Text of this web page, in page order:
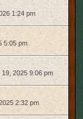
1:24 pm
5:05 pm
19, 2025 9:06 pm
2:32 pm